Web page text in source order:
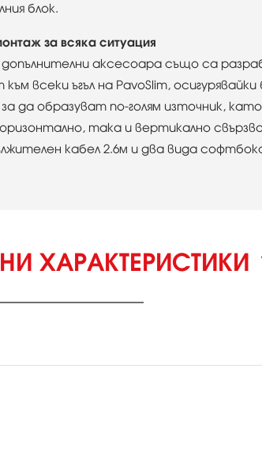
блок.
за всяка ситуация
допълнителни аксесоарa също са
към всеки ъгъл на PavoSlim,
да образуват по-голям източник,
така и вертикално
кабел 2.6м и два вида
ХАРАКТЕРИСТИКИ